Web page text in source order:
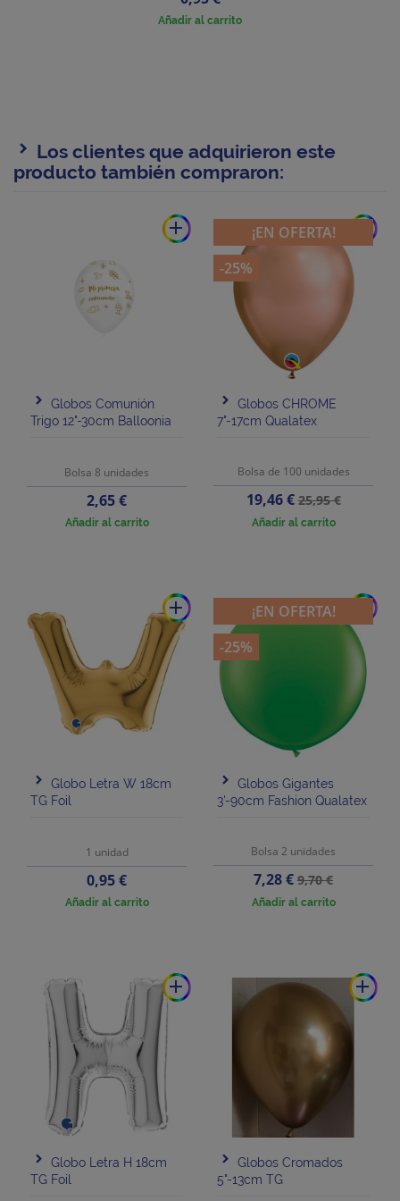
Añadir al carrito
Los clientes que adquirieron este
producto también compraron:
add
Globos Comunión
Trigo 12"-30cm Balloonia
Bolsa 8 unidades
Precio
2,65 €
Añadir al carrito
add
Globos CHROME
7"-17cm Qualatex
Bolsa de 100 unidades
Precio
19,46 €Precio
base
25,95 €
Añadir al carrito
¡EN OFERTA!
-25%
add
Globo Letra W 18cm
TG Foil
1 unidad
Precio
0,95 €
Añadir al carrito
add
Globos Gigantes
3'-90cm Fashion Qualatex
Bolsa 2 unidades
Precio
7,28 €Precio
base
9,70 €
Añadir al carrito
¡EN OFERTA!
-25%
add
Globo Letra H 18cm
TG Foil
add
Globos Cromados
5"-13cm TG